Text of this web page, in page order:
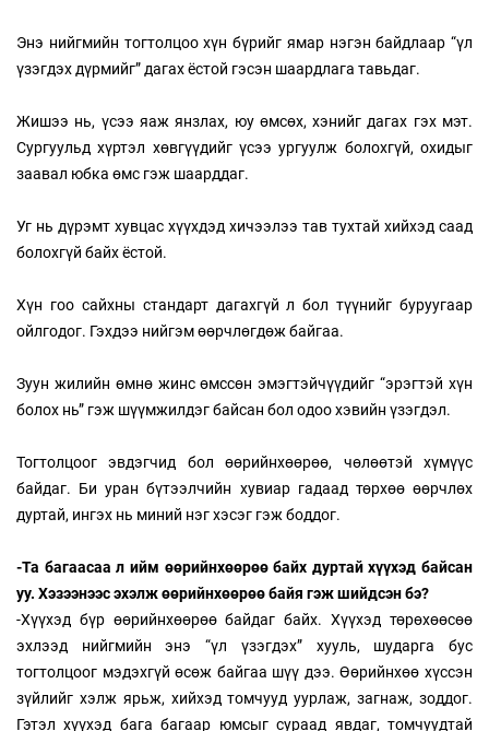
Энэ нийгмийн тогтолцоо хүн бүрийг ямар нэгэн байдлаар “үл
үзэгдэх дүрмийг” дагах ёстой гэсэн шаардлага тавьдаг.
Жишээ нь, үсээ яаж янзлах, юу өмсөх, хэнийг дагах гэх мэт.
Сургуульд хүртэл хөвгүүдийг үсээ ургуулж болохгүй, охидыг
заавал юбка өмс гэж шаарддаг.
Уг нь дүрэмт хувцас хүүхдэд хичээлээ тав тухтай хийхэд саад
болохгүй байх ёстой.
Хүн гоо сайхны стандарт дагахгүй л бол түүнийг буруугаар
ойлгодог. Гэхдээ нийгэм өөрчлөгдөж байгаа.
Зуун жилийн өмнө жинс өмссөн эмэгтэйчүүдийг “эрэгтэй хүн
болох нь” гэж шүүмжилдэг байсан бол одоо хэвийн үзэгдэл.
Тогтолцоог эвдэгчид бол өөрийнхөөрөө, чөлөөтэй хүмүүс
байдаг. Би уран бүтээлчийн хувиар гадаад төрхөө өөрчлөх
дуртай, ингэх нь миний нэг хэсэг гэж боддог.
-Та багаасаа л ийм өөрийнхөөрөө байх дуртай хүүхэд байсан
уу. Хэзээнээс эхэлж өөрийнхөөрөө байя гэж шийдсэн бэ?
-Хүүхэд бүр өөрийнхөөрөө байдаг байх. Хүүхэд төрөхөөсөө
эхлээд нийгмийн энэ “үл үзэгдэх” хууль, шударга бус
тогтолцоог мэдэхгүй өсөж байгаа шүү дээ. Өөрийнхөө хүссэн
зүйлийг хэлж ярьж, хийхэд томчууд уурлаж, загнаж, зоддог.
Гэтэл хүүхэд бага багаар юмсыг сураад явдаг, томчуудтай